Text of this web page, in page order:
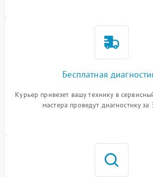
Бесплатная
Курьер привезет вашу технику в
мастера проведут диагностику